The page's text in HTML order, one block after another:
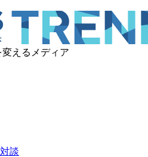
えるメディア
談